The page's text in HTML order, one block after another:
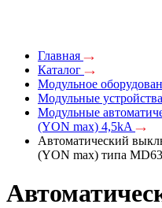
Главная
Каталог
Модульное
Модульные
Модульные
(YON max) 4,5kA
Автоматический
(YON max) типа